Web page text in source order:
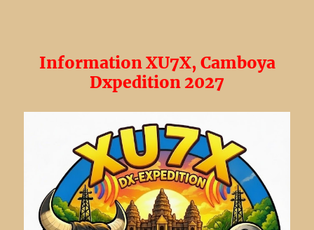
Information XU7X, Camboya
Dxpedition 2027